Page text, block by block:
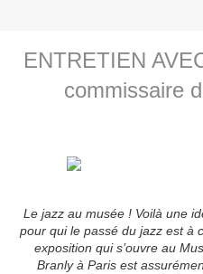
ENTRETIEN
commissaire
Le jazz au musée ! Voilà une
pour qui le passé du jazz est à
exposition qui s’ouvre au
Branly à Paris est